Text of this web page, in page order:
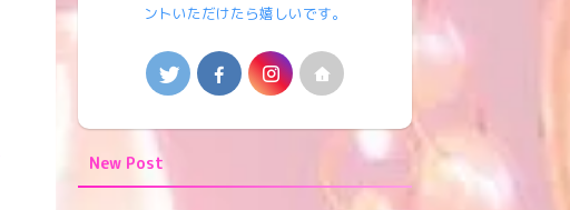
ントいただけたら嬉しいです。
New Post